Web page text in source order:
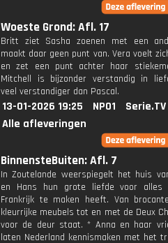
Woeste Grond: Afl. 17
Britt ziet Sasha zoenen met een
maakt daar geen punt van. Vera voelt
en zet een punt achter haar
Mitchell is bijzonder verstandig in
veel verstandiger dan Pascal.
13-01-2026 19:25 NPO1
Serie.TV
Alle afleveringen
BinnensteBuiten: Afl. 7
In Zoutelande weerspiegelt het huis
en Hans hun grote liefde voor
Frankrijk te maken heeft. Van
kleurrijke meubels tot en met de Deux
voor de deur staat. * Anna en haar
laten Nederland kennismaken met het